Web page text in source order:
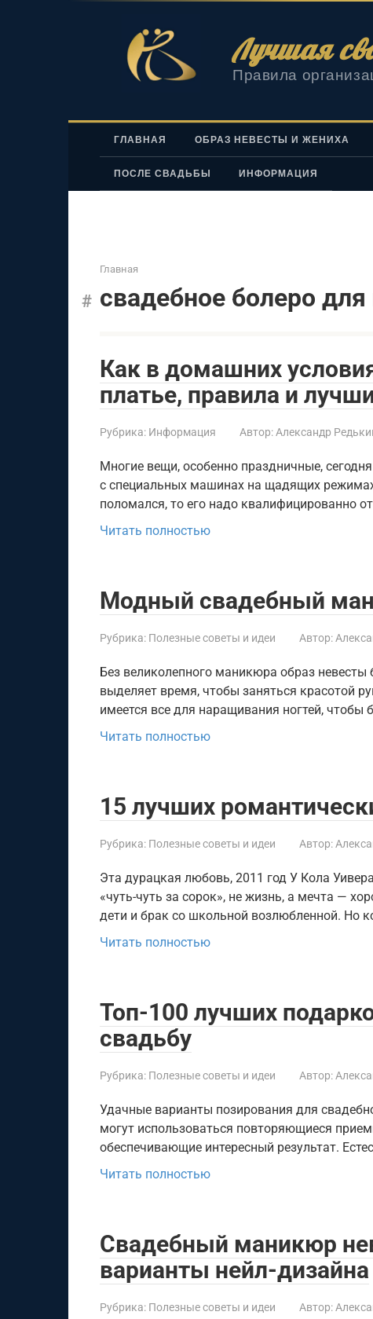
Лучшая
Правила
ГЛАВНАЯ ОБРАЗ НЕВЕСТЫ И ЖЕНИХА
ПОСЛЕ СВАДЬБЫ ИНФОРМАЦИЯ
Главная
свадебное болеро
Как в домашних
платье, правила и
Рубрика: Информация Автор: Александр
Многие вещи, особенно праздничные,
с специальных машинах на щадящих
поломался, то его надо квалифицированно
Читать полностью
Модный свадебный
Рубрика: Полезные советы и идеи Автор:
Без великолепного маникюра образ
выделяет время, чтобы заняться красотой
имеется все для наращивания ногтей, чтобы
Читать полностью
15 лучших
Рубрика: Полезные советы и идеи Автор:
Эта дурацкая любовь, 2011 год У Кола
«чуть-чуть за сорок», не жизнь, а мечта —
дети и брак со школьной возлюбленной. Но
Читать полностью
Топ-100 лучших
свадьбу
Рубрика: Полезные советы и идеи Автор:
Удачные варианты позирования для
могут использоваться повторяющиеся
обеспечивающие интересный результат.
Читать полностью
Свадебный маникюр
варианты нейл-дизайна
Рубрика: Полезные советы и идеи Автор: